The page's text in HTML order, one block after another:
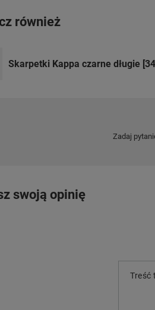
również
Skarpetki Kappa czarne długie
Zadaj
swoją opinię
Treść